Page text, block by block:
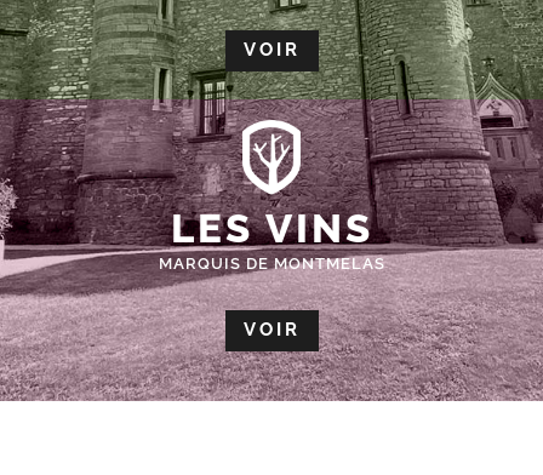
VOIR
LES VINS
MARQUIS DE MONTMELAS
VOIR